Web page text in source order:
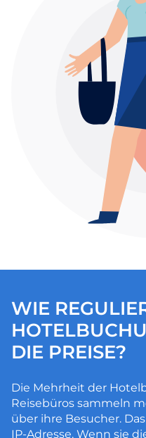
WIE
DIE PREISE?
Die Mehrheit der
Reisebüros sammeln
über ihre Besucher.
IP-Adresse. Wenn sie